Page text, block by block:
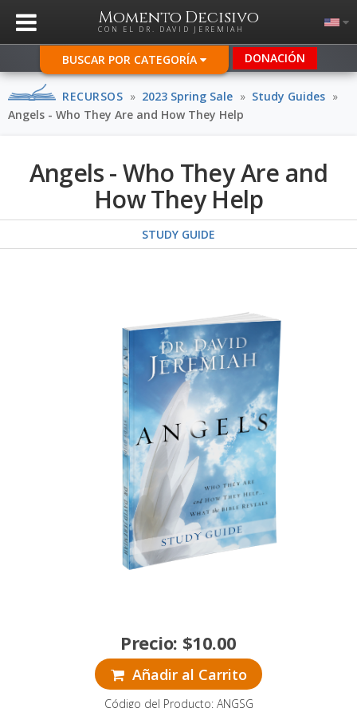
Momento Decisivo
CON EL DR. DAVID JEREMIAH
BUSCAR POR CATEGORÍA DONACIÓN
RECURSOS » 2023 Spring Sale » Study Guides »
Angels - Who They Are and How They Help
Angels - Who They Are and
How They Help
STUDY GUIDE
Precio: $10.00
Añadir al Carrito
Código del Producto: ANGSG